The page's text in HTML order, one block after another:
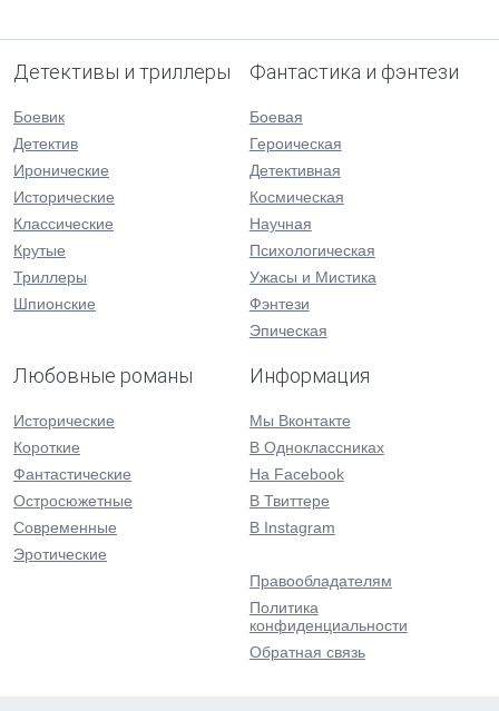
Детективы и триллеры
Боевик
Детектив
Иронические
Исторические
Классические
Крутые
Триллеры
Шпионские
Фантастика и фэнтези
Боевая
Героическая
Детективная
Космическая
Научная
Психологическая
Ужасы и Мистика
Фэнтези
Эпическая
Любовные романы
Исторические
Короткие
Фантастические
Остросюжетные
Современные
Эротические
Информация
Мы Вконтакте
В Одноклассниках
На Facebook
В Твиттере
В Instagram
Правообладателям
Политика
конфиденциальности
Обратная связь